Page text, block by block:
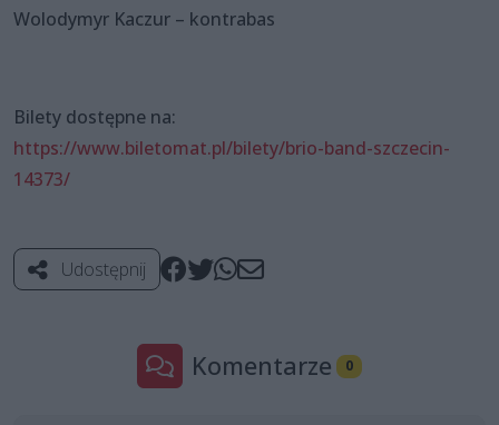
Wolodymyr Kaczur – kontrabas
Bilety dostępne na:
https://www.biletomat.pl/bilety/brio-band-szczecin-
14373/
Udostępnij
Komentarze 0